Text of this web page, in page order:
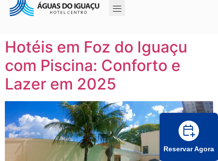
Hotéis em Foz do Iguaçu
com Piscina: Conforto e
Lazer em 2025
Reservar Agora